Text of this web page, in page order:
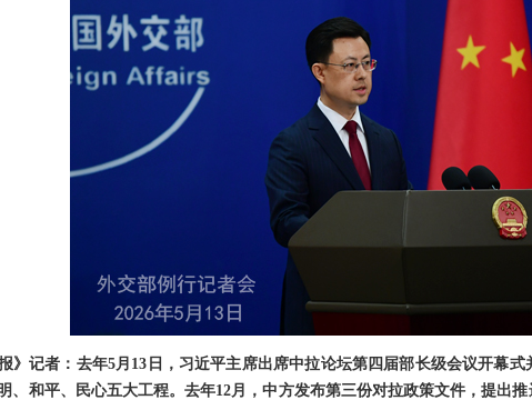
报》记者：去年5月13日，习近平主席出席中拉论坛第四届部长级会议开幕
、和平、民心五大工程。去年12月，中方发布第三份对拉政策文件，提出